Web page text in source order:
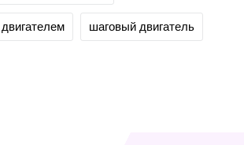
шаговый двигатель